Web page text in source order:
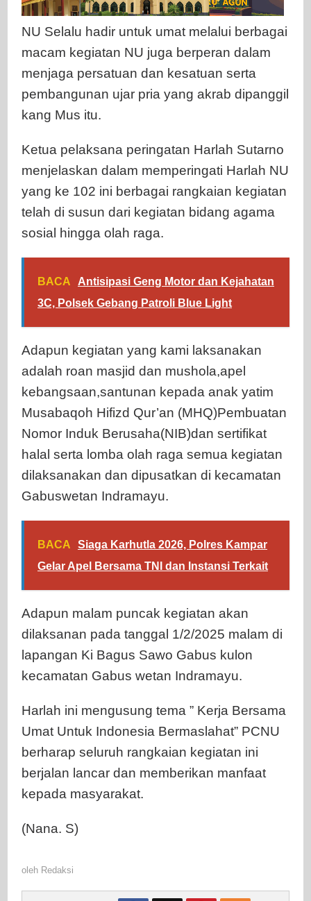
NU Selalu hadir untuk umat melalui berbagai
macam kegiatan NU juga berperan dalam
menjaga persatuan dan kesatuan serta
pembangunan ujar pria yang akrab dipanggil
kang Mus itu.
Ketua pelaksana peringatan Harlah Sutarno
menjelaskan dalam memperingati Harlah NU
yang ke 102 ini berbagai rangkaian kegiatan
telah di susun dari kegiatan bidang agama
sosial hingga olah raga.
BACA
Antisipasi Geng Motor dan Kejahatan
3C, Polsek Gebang Patroli Blue Light
Adapun kegiatan yang kami laksanakan
adalah roan masjid dan mushola,apel
kebangsaan,santunan kepada anak yatim
Musabaqoh Hifizd Qur’an (MHQ)Pembuatan
Nomor Induk Berusaha(NIB)dan sertifikat
halal serta lomba olah raga semua kegiatan
dilaksanakan dan dipusatkan di kecamatan
Gabuswetan Indramayu.
BACA
Siaga Karhutla 2026, Polres Kampar
Gelar Apel Bersama TNI dan Instansi Terkait
Adapun malam puncak kegiatan akan
dilaksanan pada tanggal 1/2/2025 malam di
lapangan Ki Bagus Sawo Gabus kulon
kecamatan Gabus wetan Indramayu.
Harlah ini mengusung tema ” Kerja Bersama
Umat Untuk Indonesia Bermaslahat” PCNU
berharap seluruh rangkaian kegiatan ini
berjalan lancar dan memberikan manfaat
kepada masyarakat.
(Nana. S)
oleh Redaksi